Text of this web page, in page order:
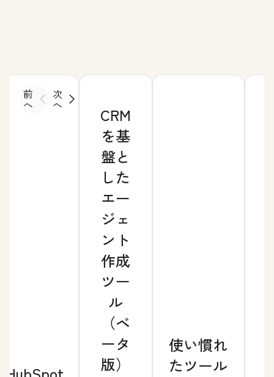
前
へ
次
へ
CRM
を基
盤と
した
エー
ジェ
ント
作成
ツー
ル
（ベ
ータ
版）
使い慣れ
たツール